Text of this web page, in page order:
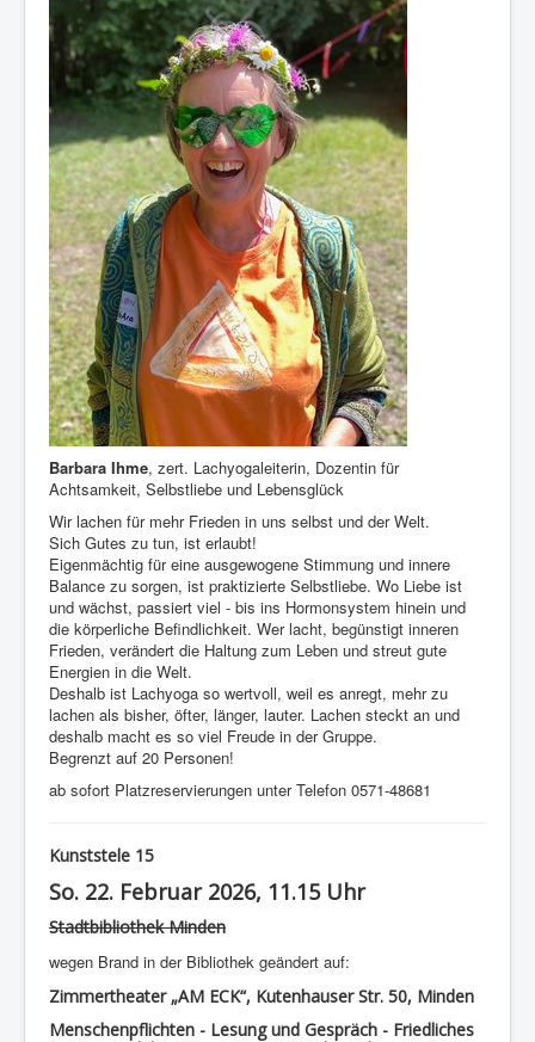
Barbara Ihme, zert. Lachyogaleiterin, Dozentin für
Achtsamkeit, Selbstliebe und Lebensglück
Wir lachen für mehr Frieden in uns selbst und der Welt.
Sich Gutes zu tun, ist erlaubt!
Eigenmächtig für eine ausgewogene Stimmung und innere
Balance zu sorgen, ist praktizierte Selbstliebe. Wo Liebe ist
und wächst, passiert viel - bis ins Hormonsystem hinein und
die körperliche Befindlichkeit. Wer lacht, begünstigt inneren
Frieden, verändert die Haltung zum Leben und streut gute
Energien in die Welt.
Deshalb ist Lachyoga so wertvoll, weil es anregt, mehr zu
lachen als bisher, öfter, länger, lauter. Lachen steckt an und
deshalb macht es so viel Freude in der Gruppe.
Begrenzt auf 20 Personen!
ab sofort Platzreservierungen unter Telefon 0571-48681
Kunststele 15
So. 22. Februar 2026, 11.15 Uhr
Stadtbibliothek Minden
wegen Brand in der Bibliothek geändert auf:
Zimmertheater „AM ECK“, Kutenhauser Str. 50, Minden
Menschenpflichten - Lesung und Gespräch - Friedliches